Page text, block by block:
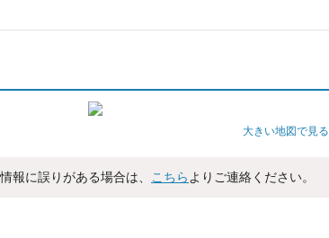
大きい地図で見る
報に誤りがある場合は、 こちら よりご連絡ください。